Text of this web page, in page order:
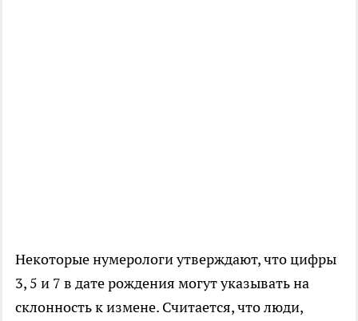
Некоторые нумерологи утверждают, что цифры
3, 5 и 7 в дате рождения могут указывать на
склонность к измене. Считается, что люди,